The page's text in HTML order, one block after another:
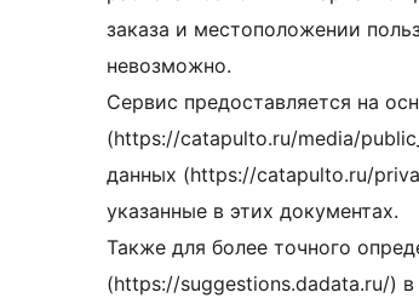
заказа и местоположении
невозможно.
Сервис предоставляется на
(https://catapulto.ru/media/
данных (https://catapulto.ru/
указанные в этих документах.
Также для более точного
(https://suggestions.dadata.ru/)